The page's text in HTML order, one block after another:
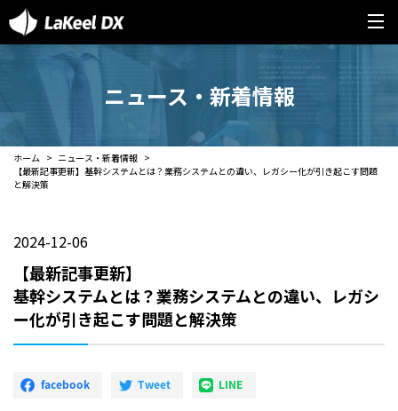
ニュース・新着情報
ホーム
ニュース・新着情報
【最新記事更新】基幹システムとは？業務システムとの違い、レガシー化が引き起こす問題
と解決策
2024-12-06
【最新記事更新】
基幹システムとは？業務システムとの違い、レガシ
ー化が引き起こす問題と解決策